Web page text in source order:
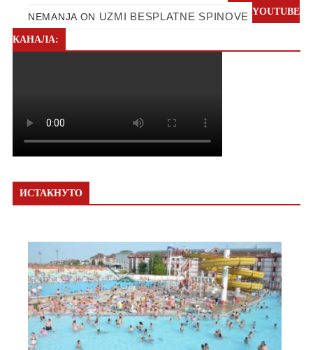
NEMANJAON UZMI BESPLATNE SPINOVE YOUTUBE
КАНАЛА:
ИСТАКНУТО